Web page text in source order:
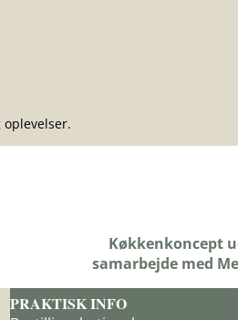
Køkkenkoncept
samarbejde med
PRAKTISK INFO